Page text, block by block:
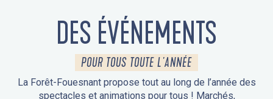
DES ÉVÉNEMENTS
POUR TOUS TOUTE L'ANNÉE
La Forêt-Fouesnant propose tout au long de l’année des
spectacles et animations pour tous ! Marchés,